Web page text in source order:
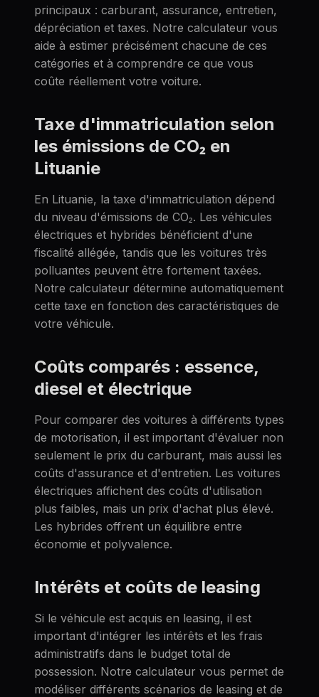
principaux : carburant, assurance, entretien,
dépréciation et taxes. Notre calculateur vous
aide à estimer précisément chacune de ces
catégories et à comprendre ce que vous
coûte réellement votre voiture.
Taxe d'immatriculation selon
les émissions de CO₂ en
Lituanie
En Lituanie, la taxe d'immatriculation dépend
du niveau d'émissions de CO₂. Les véhicules
électriques et hybrides bénéficient d'une
fiscalité allégée, tandis que les voitures très
polluantes peuvent être fortement taxées.
Notre calculateur détermine automatiquement
cette taxe en fonction des caractéristiques de
votre véhicule.
Coûts comparés : essence,
diesel et électrique
Pour comparer des voitures à différents types
de motorisation, il est important d'évaluer non
seulement le prix du carburant, mais aussi les
coûts d'assurance et d'entretien. Les voitures
électriques affichent des coûts d'utilisation
plus faibles, mais un prix d'achat plus élevé.
Les hybrides offrent un équilibre entre
économie et polyvalence.
Intérêts et coûts de leasing
Si le véhicule est acquis en leasing, il est
important d'intégrer les intérêts et les frais
administratifs dans le budget total de
possession. Notre calculateur vous permet de
modéliser différents scénarios de leasing et de